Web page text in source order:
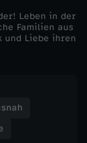
Leben in der
Familien aus
und Liebe ihren